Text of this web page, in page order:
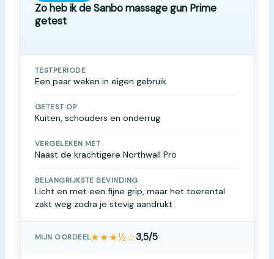
Zo heb ik de Sanbo massage gun Prime
getest
TESTPERIODE
Een paar weken in eigen gebruik
GETEST OP
Kuiten, schouders en onderrug
VERGELEKEN MET
Naast de krachtigere Northwall Pro
BELANGRIJKSTE BEVINDING
Licht en met een fijne grip, maar het toerental
zakt weg zodra je stevig aandrukt
MIJN OORDEEL★★★½☆3,5/5